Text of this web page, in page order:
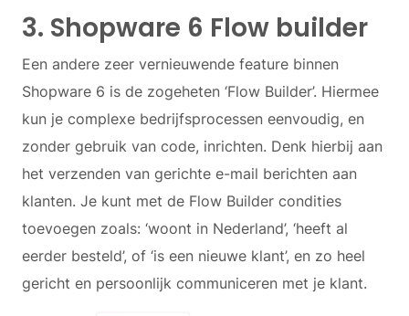
3. Shopware 6 Flow builder
Een andere zeer vernieuwende feature binnen
Shopware 6 is de zogeheten ‘Flow Builder’. Hiermee
kun je complexe bedrijfsprocessen eenvoudig, en
zonder gebruik van code, inrichten. Denk hierbij aan
het verzenden van gerichte e-mail berichten aan
klanten. Je kunt met de Flow Builder condities
toevoegen zoals: ‘woont in Nederland’, ‘heeft al
eerder besteld’, of ‘is een nieuwe klant’, en zo heel
gericht en persoonlijk communiceren met je klant.